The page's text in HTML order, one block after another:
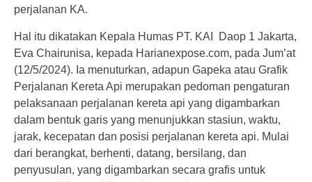
perjalanan KA.
Hal itu dikatakan Kepala Humas PT. KAI Daop 1 Jakarta,
Eva Chairunisa, kepada Harianexpose.com, pada Jum’at
(12/5/2024). Ia menuturkan, adapun Gapeka atau Grafik
Perjalanan Kereta Api merupakan pedoman pengaturan
pelaksanaan perjalanan kereta api yang digambarkan
dalam bentuk garis yang menunjukkan stasiun, waktu,
jarak, kecepatan dan posisi perjalanan kereta api. Mulai
dari berangkat, berhenti, datang, bersilang, dan
penyusulan, yang digambarkan secara grafis untuk